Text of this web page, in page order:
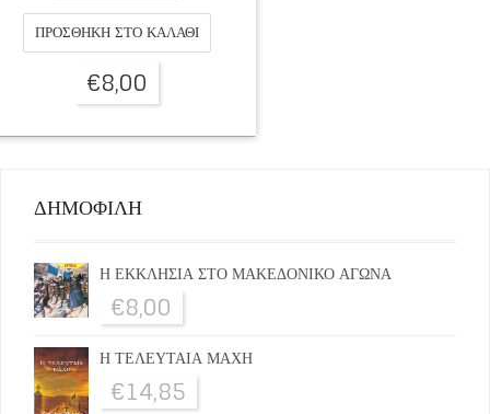
ΠΡΟΣΘΉΚΗ ΣΤΟ ΚΑΛΆΘΙ
€8,00
ΔΗΜΟΦΙΛΗ
Η ΕΚΚΛΗΣΙΑ ΣΤΟ ΜΑΚΕΔΟΝΙΚΟ ΑΓΩΝΑ
€8,00
Η ΤΕΛΕΥΤΑΙΑ ΜΑΧΗ
€14,85